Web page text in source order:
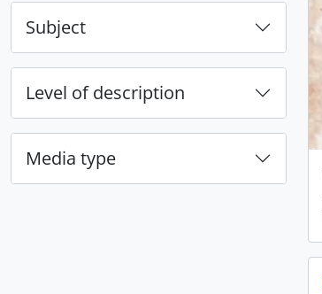
Subject
Level of description
Media type